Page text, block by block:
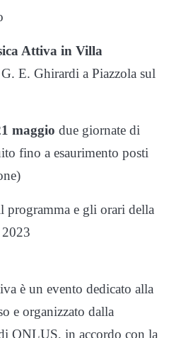
Attiva in Villa
E. Ghirardi a Piazzola sul
maggio due giornate di
fino a esaurimento posti
programma e gli orari della
è un evento dedicato alla
e organizzato dalla
ONLUS, in accordo con la